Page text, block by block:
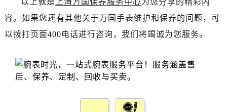
以上就是 上海万国保养服务中心为您分享的精彩内
容。如果您还有其他关于万国手表维护和保养的问题，可
以拨打页面400电话进行咨询，我们将竭诚为您服务。